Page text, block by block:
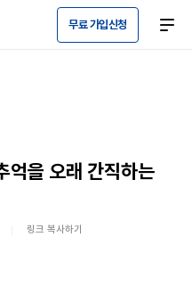
무료 가입신청
억을 오래 간직하는
링크 복사하기